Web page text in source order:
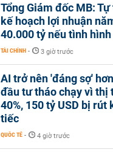
Tổng Giám đốc MB:
kế hoạch lợi nhuận
40.000 tỷ nếu tình
TÀI CHÍNH - 3 giờ trước
AI trở nên 'đáng sợ'
đầu tư tháo chạy vì thị
40%, 150 tỷ USD bị rút
tiếc
QUỐC TẾ - 4 giờ trước